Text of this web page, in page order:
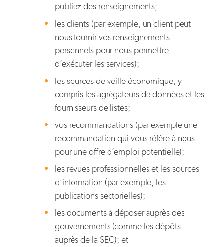
publiez des renseignements;
les clients (par exemple, un client peut
nous fournir vos renseignements
personnels pour nous permettre
d’exécuter les services);
les sources de veille économique, y
compris les agrégateurs de données et les
fournisseurs de listes;
vos recommandations (par exemple une
recommandation qui vous réfère à nous
pour une offre d’emploi potentielle);
les revues professionnelles et les sources
d’information (par exemple, les
publications sectorielles);
les documents à déposer auprès des
gouvernements (comme les dépôts
auprès de la SEC); et